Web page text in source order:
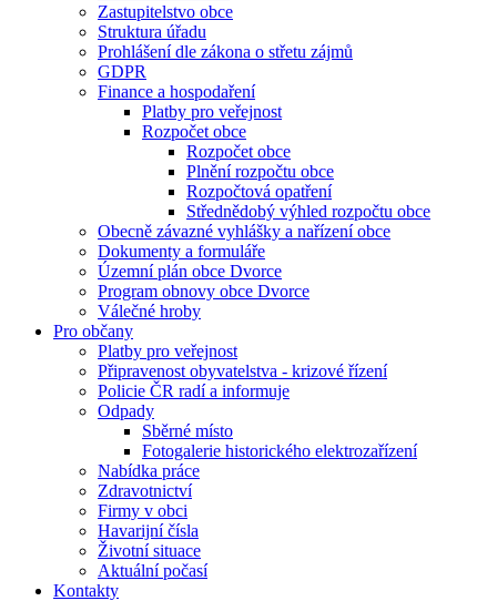
Zastupitelstvo obce
Struktura úřadu
Prohlášení dle zákona o střetu zájmů
GDPR
Finance a hospodaření
Platby pro veřejnost
Rozpočet obce
Rozpočet obce
Plnění rozpočtu obce
Rozpočtová opatření
Střednědobý výhled rozpočtu obce
Obecně závazné vyhlášky a nařízení obce
Dokumenty a formuláře
Územní plán obce Dvorce
Program obnovy obce Dvorce
Válečné hroby
Pro občany
Platby pro veřejnost
Připravenost obyvatelstva - krizové řízení
Policie ČR radí a informuje
Odpady
Sběrné místo
Fotogalerie historického elektrozařízení
Nabídka práce
Zdravotnictví
Firmy v obci
Havarijní čísla
Životní situace
Aktuální počasí
Kontakty